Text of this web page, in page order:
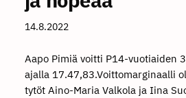
14.8.2022
Aapo Pimiä voitti P14-vuotiaiden
ajalla 17.47,83.Voittomarginaalli
tytöt Aino-Maria Valkola ja Iina